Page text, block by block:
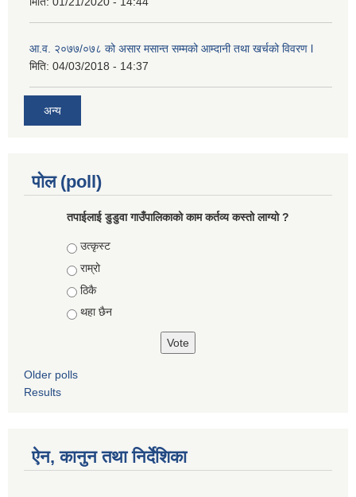
आ.व. २०७७/०७८ को असार मसान्त सम्मको आम्दानी तथा खर्चको विवरण l
मिति: 04/03/2018 - 14:37
अन्य
पोल (poll)
तपाईलाई डुडुवा गाउँपालिकाको काम कर्तव्य कस्तो लाग्यो ?
Choices
उत्कृस्ट
राम्रो
ठिकै
थहा छैन
Older polls
Results
ऐन, कानुन तथा निर्देशिका